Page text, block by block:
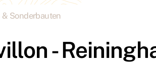
& Sonderbauten
-